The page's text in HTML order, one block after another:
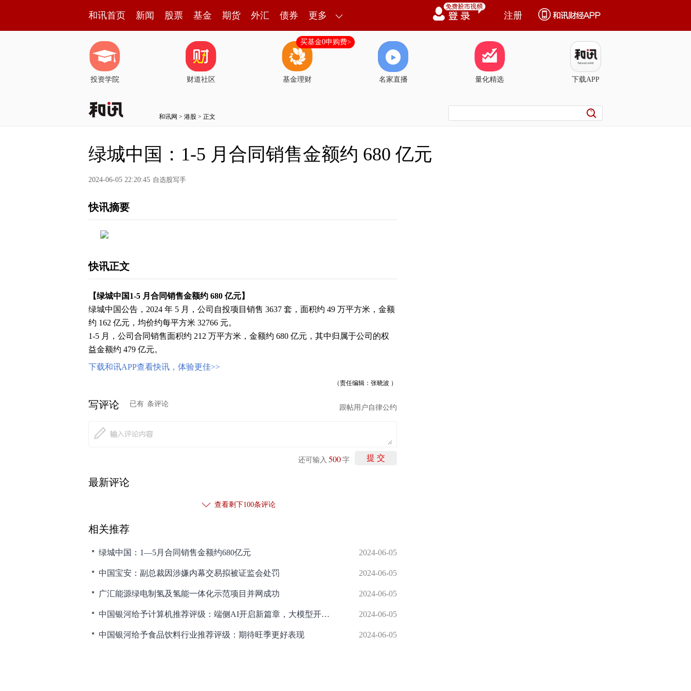
和讯首页 新闻 股票 基金 期货 外汇 债券 更多 注册
投资学院 财道社区 基金理财
买基金0申购费>
名家直播 量化精选 下载APP
和讯网 > 港股 > 正文
绿城中国：1-5 月合同销售金额约 680 亿元
2024-06-05 22:20:45 自选股写手
快讯摘要
快讯正文
【绿城中国1-5 月合同销售金额约 680 亿元】
绿城中国公告，2024 年 5 月，公司自投项目销售 3637 套，面积约 49 万平方米，金额
约 162 亿元，均价约每平方米 32766 元。
1-5 月，公司合同销售面积约 212 万平方米，金额约 680 亿元，其中归属于公司的权
益金额约 479 亿元。
下载和讯APP查看快讯，体验更佳>>
（责任编辑：张晓波 ）
写评论 已有 条评论 跟帖用户自律公约
提 交
还可输入 500 字
最新评论
查看剩下100条评论
相关推荐
绿城中国：1—5月合同销售金额约680亿元 2024-06-05
中国宝安：副总裁因涉嫌内幕交易拟被证监会处罚 2024-06-05
广汇能源绿电制氢及氢能一体化示范项目并网成功 2024-06-05
中国银河给予计算机推荐评级：端侧AI开启新篇章，大模型开卷价格战 2024-06-05
中国银河给予食品饮料行业推荐评级：期待旺季更好表现 2024-06-05